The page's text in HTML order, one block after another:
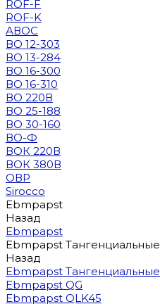
ROF-F
ROF-K
АВОС
ВО 12-303
ВО 13-284
ВО 16-300
ВО 16-310
ВО 220В
ВО 25-188
ВО 30-160
ВО-Ф
ВОК 220В
ВОК 380В
ОВР
Sirocco
Ebmpapst
Назад
Ebmpapst
Ebmpapst Тангенциальные
Назад
Ebmpapst Тангенциальные
Ebmpapst QG
Ebmpapst QLK45